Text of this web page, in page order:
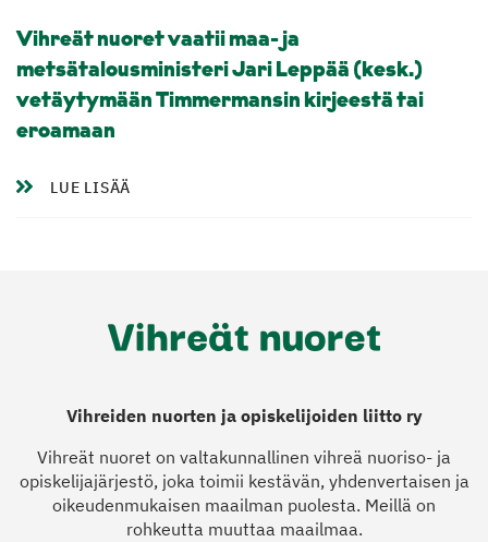
Vihreät nuoret vaatii maa- ja
metsätalousministeri Jari Leppää (kesk.)
vetäytymään Timmermansin kirjeestä tai
eroamaan
LUE LISÄÄ
Vihreiden nuorten ja opiskelijoiden liitto ry
Vihreät nuoret on valtakunnallinen vihreä nuoriso- ja
opiskelijajärjestö, joka toimii kestävän, yhdenvertaisen ja
oikeudenmukaisen maailman puolesta. Meillä on
rohkeutta muuttaa maailmaa.